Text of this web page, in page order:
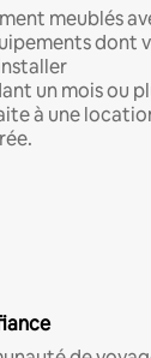
meublés
dont
un mois ou
à une